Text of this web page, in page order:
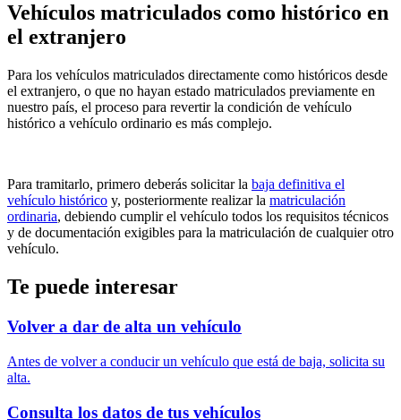
Vehículos matriculados como histórico en
el extranjero
Para los vehículos matriculados directamente como históricos desde
el extranjero, o que no hayan estado matriculados previamente en
nuestro país, el proceso para revertir la condición de vehículo
histórico a vehículo ordinario es más complejo.
Para tramitarlo, primero deberás solicitar la baja definitiva el
vehículo histórico y, posteriormente realizar la matriculación
ordinaria, debiendo cumplir el vehículo todos los requisitos técnicos
y de documentación exigibles para la matriculación de cualquier otro
vehículo.
Te puede interesar
Volver a dar de alta un vehículo
Antes de volver a conducir un vehículo que está de baja, solicita su
alta.
Consulta los datos de tus vehículos